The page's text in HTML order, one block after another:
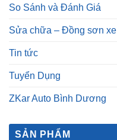
So Sánh và Đánh Giá
Sửa chữa – Đồng sơn xe
Tin tức
Tuyển Dụng
ZKar Auto Bình Dương
SẢN PHẨM